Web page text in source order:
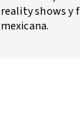
reality shows y
mexicana.